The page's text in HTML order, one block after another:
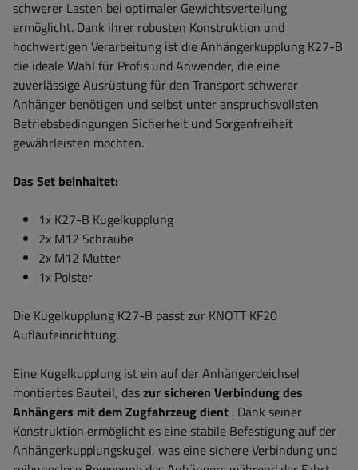
schwerer Lasten bei optimaler Gewichtsverteilung
ermöglicht. Dank ihrer robusten Konstruktion und
hochwertigen Verarbeitung ist die Anhängerkupplung K27-B
die ideale Wahl für Profis und Anwender, die eine
zuverlässige Ausrüstung für den Transport schwerer
Anhänger benötigen und selbst unter anspruchsvollsten
Betriebsbedingungen Sicherheit und Sorgenfreiheit
gewährleisten möchten.
Das Set beinhaltet:
1x K27-B Kugelkupplung
2x M12 Schraube
2x M12 Mutter
1x Polster
Die Kugelkupplung K27-B passt zur KNOTT KF20
Auflaufeinrichtung.
Eine Kugelkupplung ist ein auf der Anhängerdeichsel
montiertes Bauteil, daszur sicheren Verbindung des
Anhängers mit dem Zugfahrzeug dient . Dank seiner
Konstruktion ermöglicht es eine stabile Befestigung auf der
Anhängerkupplungskugel, was eine sichere Verbindung und